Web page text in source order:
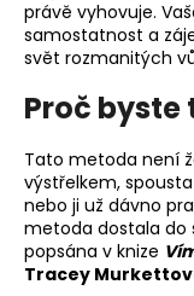
právě vyhovuje.
samostatnost a
svět rozmanitých
Proč
Tato metoda není
výstřelkem,
nebo ji už dávno
metoda dostala do
popsána v knize
Tracey
e
n
a
j
t
?